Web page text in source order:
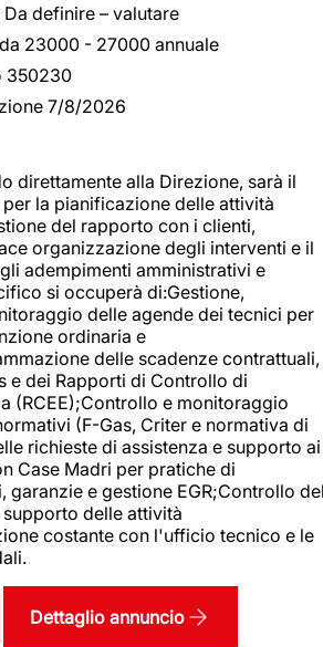
Da definire – valutare
23000 - 27000 annuale
350230
7/8/2026
direttamente alla Direzione, sarà il
la pianificazione delle attività
del rapporto con i clienti,
organizzazione degli interventi e il
adempimenti amministrativi e
si occuperà di:Gestione,
delle agende dei tecnici per
ordinaria e
delle scadenze contrattuali,
e dei Rapporti di Controllo di
(RCEE);Controllo e monitoraggio
(F-Gas, Criter e normativa di
richieste di assistenza e supporto ai
Case Madri per pratiche di
garanzie e gestione EGR;Controllo
delle attività
costante con l'ufficio tecnico e le
Dettaglio annuncio